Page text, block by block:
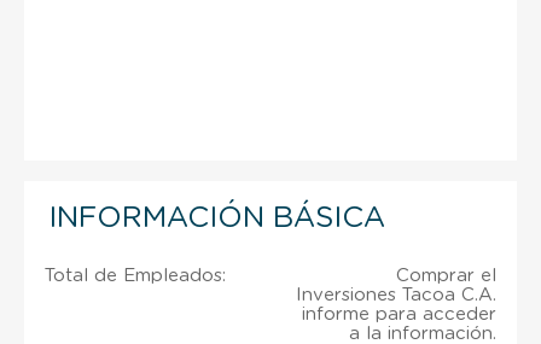
INFORMACIÓN BÁSICA
Total de Empleados:
Comprar el
Inversiones Tacoa C.A.
informe para acceder
a la información.